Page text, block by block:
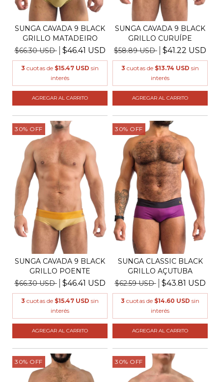
SUNGA CAVADA 9 BLACK
GRILLO MATADEIRO
$66.30 USD
$46.41 USD
3 cuotas de $15.47 USD sin
interés
AGREGAR AL CARRITO
SUNGA CAVADA 9 BLACK
GRILLO CURUÍPE
$58.89 USD
$41.22 USD
3 cuotas de $13.74 USD sin
interés
AGREGAR AL CARRITO
30% OFF
SUNGA CAVADA 9 BLACK
GRILLO POENTE
$66.30 USD
$46.41 USD
3 cuotas de $15.47 USD sin
interés
AGREGAR AL CARRITO
30% OFF
SUNGA CLASSIC BLACK
GRILLO AÇUTUBA
$62.59 USD
$43.81 USD
3 cuotas de $14.60 USD sin
interés
AGREGAR AL CARRITO
30% OFF 30% OFF